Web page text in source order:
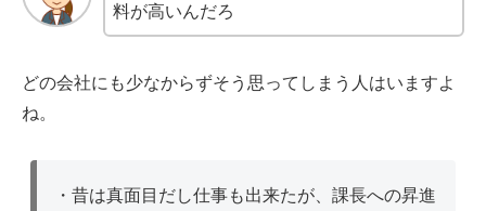
料が高いんだろ
どの会社にも少なからずそう思ってしまう人はいますよ
ね。
・昔は真面目だし仕事も出来たが、課長への昇進